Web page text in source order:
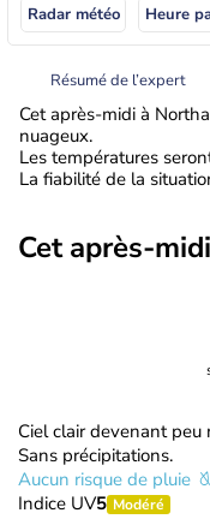
Radar météo Heure
Résumé de l’expert
Cet après-midi à
nuageux.
Les températures
La fiabilité de la
Cet après-midi
Ciel clair devenant peu
Sans précipitations.
Aucun risque de pluie
Indice UV5 Modéré